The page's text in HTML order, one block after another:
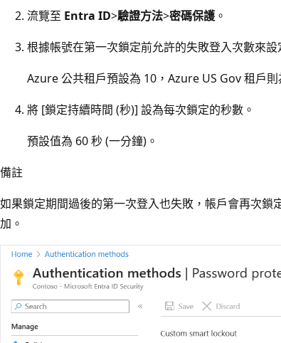
流覽至 Entra ID>驗證方法>密碼保護。
根據帳號在第一次鎖定前允許的失敗登入次數來設
Azure 公共租戶預設為 10，Azure US Gov 租戶則
將 [鎖定持續時間 (秒)] 設為每次鎖定的秒數。
預設值為 60 秒 (一分鐘)。
備註
如果鎖定期間過後的第一次登入也失敗，帳戶會再次鎖
加。